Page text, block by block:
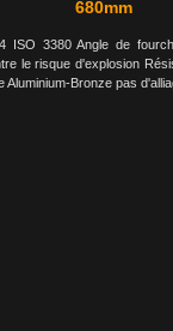
680mm
ISO 3380 Angle de
le risque d'explosion
Aluminium-Bronze pas